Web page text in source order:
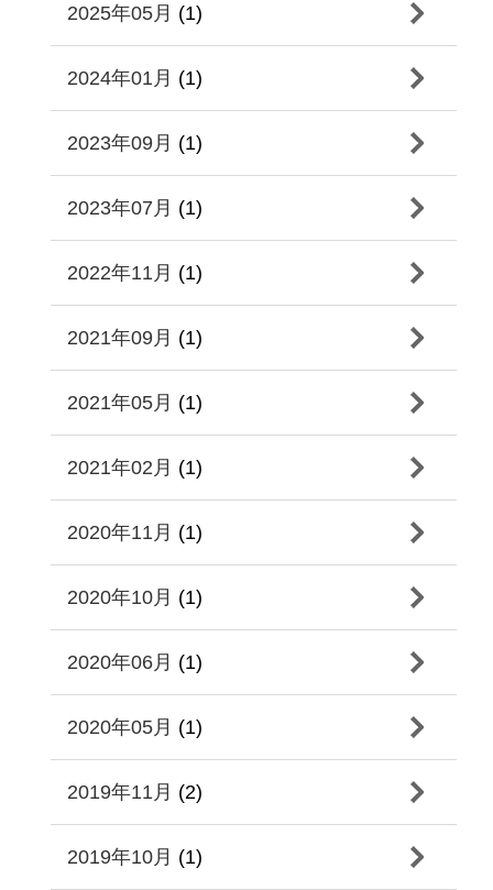
2025年05月 (1)
2024年01月 (1)
2023年09月 (1)
2023年07月 (1)
2022年11月 (1)
2021年09月 (1)
2021年05月 (1)
2021年02月 (1)
2020年11月 (1)
2020年10月 (1)
2020年06月 (1)
2020年05月 (1)
2019年11月 (2)
2019年10月 (1)